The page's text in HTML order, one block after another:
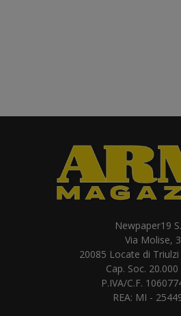
Newpaper19
Via Molise, 3
20085 Locate di
Cap. Soc. 20.000
P.IVA/C.F.
REA: MI -